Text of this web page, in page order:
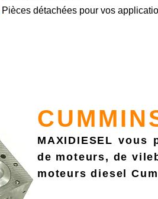
MAXIDIESEL
de moteurs, de
moteurs diesel
Pièces détachées pour vos